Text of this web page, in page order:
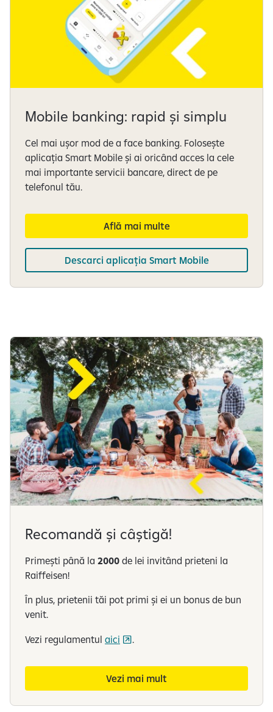
Mobile banking: rapid și simplu
Cel mai ușor mod de a face banking. Folosește
aplicația Smart Mobile și ai oricând acces la cele
mai importante servicii bancare, direct de pe
telefonul tău.
Află mai multe
Descarci aplicația Smart Mobile
Recomandă și câștigă!
Primești până la 2000 de lei invitând prieteni la
Raiffeisen!
În plus, prietenii tăi pot primi și ei un bonus de bun
venit.
Vezi regulamentul aici .
Vezi mai mult